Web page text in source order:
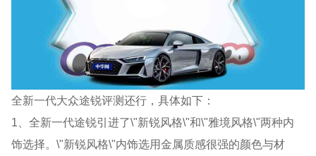
全新一代大众途锐评测还行，具体如下：
1、全新一代途锐引进了\"新锐风格\"和\"雅境风格\"两种内
饰选择。\"新锐风格\"内饰选用金属质感很强的颜色与材